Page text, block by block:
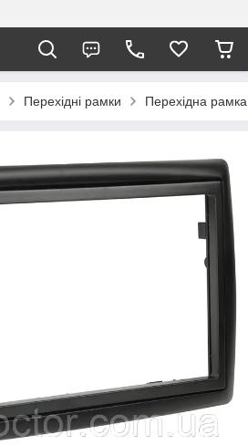
Перехідні рамки Перехідна